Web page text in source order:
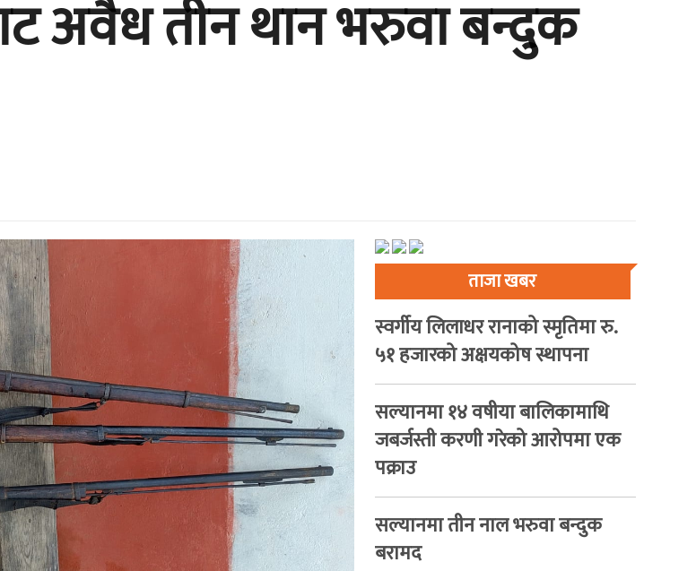
अवैध तीन थान भरुवा बन्दुक
ताजा खबर
स्वर्गीय लिलाधर रानाको स्मृतिमा रु.
५१ हजारको अक्षयकोष स्थापना
सल्यानमा १४ वषीया बालिकामाथि
जबर्जस्ती करणी गरेको आरोपमा एक
पक्राउ
सल्यानमा तीन नाल भरुवा बन्दुक
बरामद